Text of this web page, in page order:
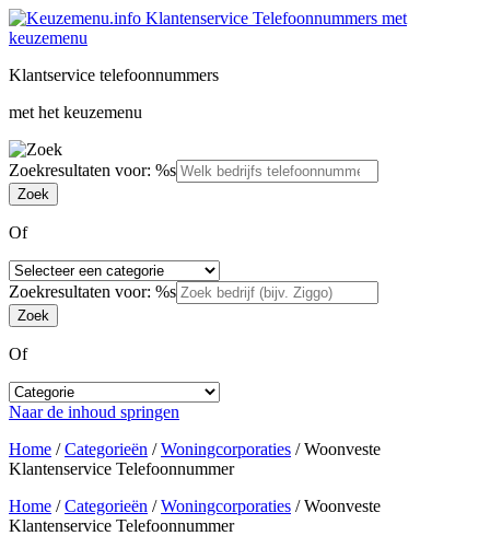
Klantservice telefoonnummers
met het keuzemenu
Zoekresultaten voor: %s
Of
Zoekresultaten voor: %s
Of
Naar de inhoud springen
Home /Categorieën /Woningcorporaties /Woonveste
Klantenservice Telefoonnummer
Home /Categorieën /Woningcorporaties /Woonveste
Klantenservice Telefoonnummer